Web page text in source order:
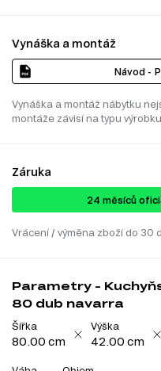
Vynáška a montáž
Návod -
Vynáška a montáž nábytku
montáže závisí na typu výrobku.
Záruka
24 ​​​​měsíců
Vrácení / výměna zboží do 30
Parametry -
80 dub navarra
Šířka
80.00 cm
Výška
42.00 cm